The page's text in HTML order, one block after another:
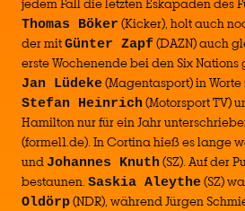
jedem Fall die letzten Eskapaden des
Thomas Böker (Kicker), holt auch
der mitGünter Zapf(DAZN) auch
erste Wochenende bei den Six
Jan Lüdeke(Magentasport) in
Stefan Heinrich (Motorsport TV)
Hamilton nur für ein Jahr
(formel1.de). In Cortina hieß es lange
undJohannes Knuth (SZ). Auf der
bestaunen.Saskia Aleythe(SZ)
Oldörp(NDR), während Jürgen